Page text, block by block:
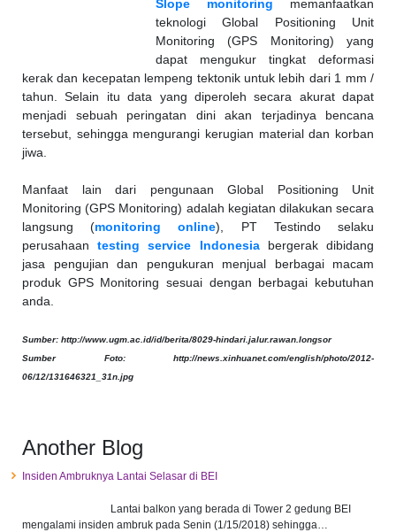
Slope monitoring memanfaatkan
teknologi Global Positioning Unit
Monitoring (GPS Monitoring) yang
dapat mengukur tingkat deformasi
kerak dan kecepatan lempeng tektonik untuk lebih dari 1 mm /
tahun. Selain itu data yang diperoleh secara akurat dapat
menjadi sebuah peringatan dini akan terjadinya bencana
tersebut, sehingga mengurangi kerugian material dan korban
jiwa.
Manfaat lain dari pengunaan Global Positioning Unit
Monitoring (GPS Monitoring) adalah kegiatan dilakukan secara
langsung (monitoring online), PT Testindo selaku
perusahaantesting service Indonesia bergerak dibidang
jasa pengujian dan pengukuran menjual berbagai macam
produk GPS Monitoring sesuai dengan berbagai kebutuhan
anda.
Sumber: http://www.ugm.ac.id/id/berita/8029-hindari.jalur.rawan.longsor
Sumber Foto: http://news.xinhuanet.com/english/photo/2012-
06/12/131646321_31n.jpg
Another Blog
Insiden Ambruknya Lantai Selasar di BEI
Lantai balkon yang berada di Tower 2 gedung BEI
mengalami insiden ambruk pada Senin (1/15/2018) sehingga…